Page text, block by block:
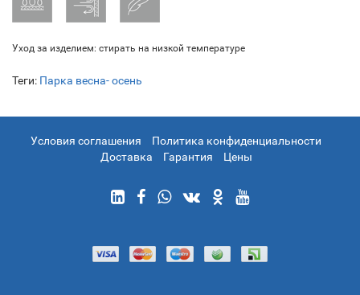
Уход за изделием: стирать на низкой температуре
Теги: Парка весна- осень
Условия соглашения
Политика конфиденциальности
Доставка
Гарантия Цены